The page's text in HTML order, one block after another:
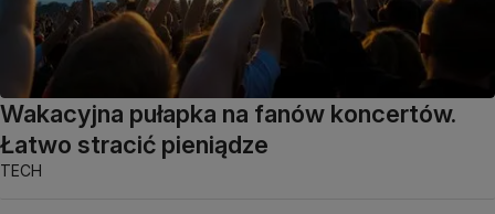
Wakacyjna pułapka na fanów koncertów.
Łatwo stracić pieniądze
TECH